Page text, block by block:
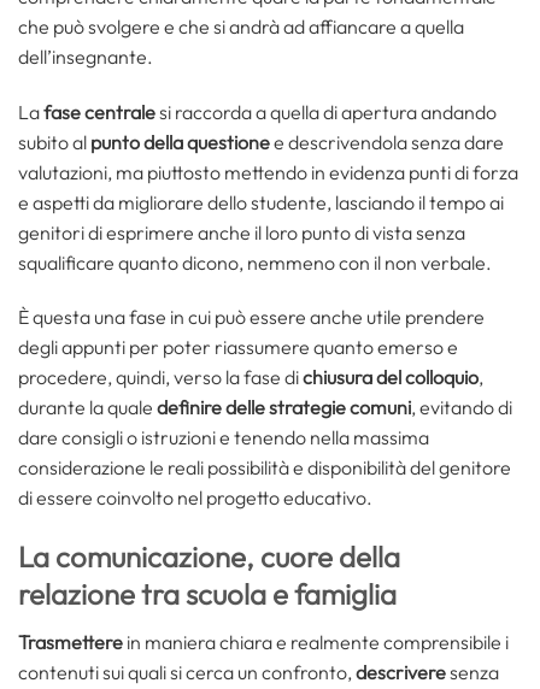
che può svolgere e che si andrà ad affiancare a quella
dell’insegnante.
Lafase centralesi raccorda a quella di apertura andando
subito al punto della questionee descrivendola senza dare
valutazioni, ma piuttosto mettendo in evidenza punti di forza
e aspetti da migliorare dello studente, lasciando il tempo ai
genitori di esprimere anche il loro punto di vista senza
squalificare quanto dicono, nemmeno con il non verbale.
È questa una fase in cui può essere anche utile prendere
degli appunti per poter riassumere quanto emerso e
procedere, quindi, verso la fase dichiusura del colloquio,
durante la quale definire delle strategie comuni, evitando di
dare consigli o istruzioni e tenendo nella massima
considerazione le reali possibilità e disponibilità del genitore
di essere coinvolto nel progetto educativo.
La comunicazione, cuore della
relazione tra scuola e famiglia
Trasmettere in maniera chiara e realmente comprensibile i
contenuti sui quali si cerca un confronto,descriveresenza